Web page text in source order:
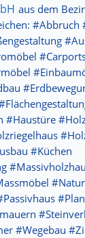
aus dem
#Abbruch
#Haustüre
#Küchen
#Wegebau